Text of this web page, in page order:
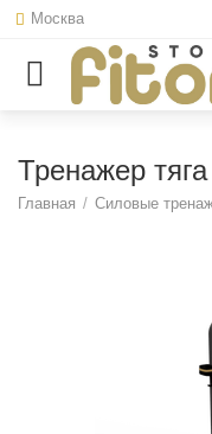
Москва
Тренажер
Главная / Силовые